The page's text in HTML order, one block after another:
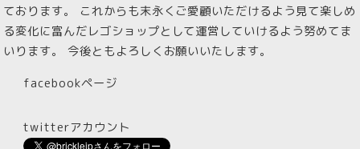
ております。 これからも末永くご愛顧いただけるよう見て楽しめ
る変化に富んだレゴショップとして運営していけるよう努めてま
いります。 今後ともよろしくお願いいたします。
facebookページ
twitterアカウント